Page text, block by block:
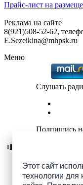
Этот сайт
технологии для
Прайс-лист на
Реклама на сайте
8(921)508-52-62,
E.Sezeikina@mhpsk.ru
Меню
Слушать
Подпишись